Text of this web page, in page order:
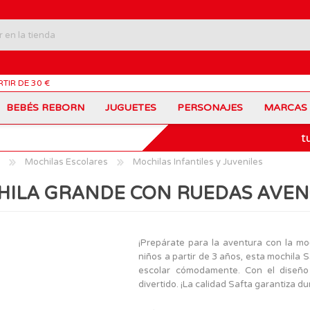
DE 30 €
BEBÉS REBORN JUGUETES
Carros Portamochilas Coches de Juguete
Muñecas
Patinetes
PERSONAJES
Bob Esponja Disney
Sonic
The Beasties
MARCAS
Barbie Barriguitas
VTech
MARCAS
Mochilas Escolares Mochilas Infantiles y Juveniles
GRANDE CON RUEDAS
¡Prepárate para la aventura con la
niños a partir de 3 años, esta mochila
escolar cómodamente. Con el
divertido. ¡La calidad Safta garantiza